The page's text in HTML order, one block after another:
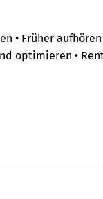
• Früher
optimieren •